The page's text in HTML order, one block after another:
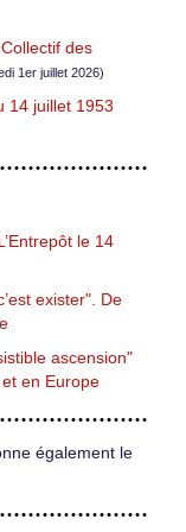
des
1er juillet 2026)
14 juillet 1953
le 14
exister". De
ascension"
en Europe
également le